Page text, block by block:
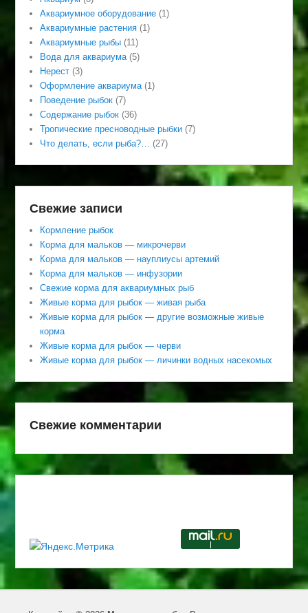
Аквариумное оборудование (1)
Аквариумные растения (1)
Аквариумные рыбы (11)
Вода для аквариума(5)
Нерест (3)
Оформление аквариума(1)
Поведение рыбок (7)
Содержание рыбок (36)
Тропические пресноводные рыбки (7)
Что делать, если рыба?… (27)
Свежие записи
Кормление рыбок
Корма для мальков — микрочерви
Корма для мальков — науплиусы артемий
Корма для мальков — инфузории
Свежие корма для аквариумных рыб
Живые корма для рыбок — живая рыба
Живые корма для рыбок — другие возможные живые
корма
Живые корма для рыбок — черви
Живые корма для рыбок — личинки водных насекомых
Свежие комментарии